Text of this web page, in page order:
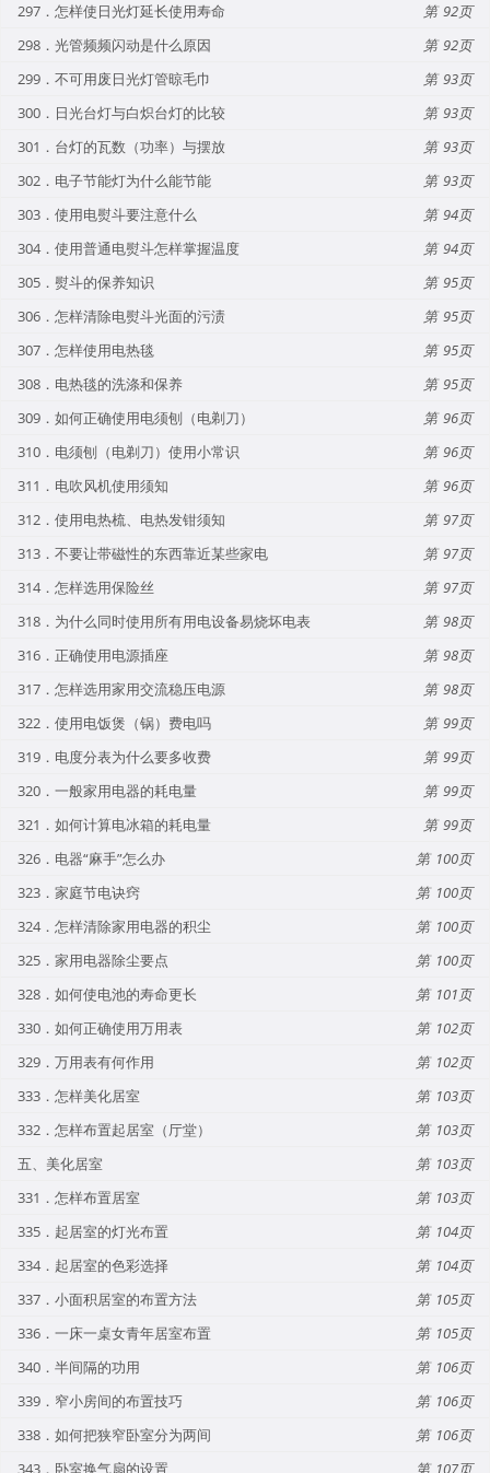
297．怎样使日光灯延长使用寿命
92
298．光管频频闪动是什么原因
92
299．不可用废日光灯管晾毛巾
93
300．日光台灯与白炽台灯的比较
93
301．台灯的瓦数（功率）与摆放
93
302．电子节能灯为什么能节能
93
303．使用电熨斗要注意什么
94
304．使用普通电熨斗怎样掌握温度
94
305．熨斗的保养知识
95
306．怎样清除电熨斗光面的污渍
95
307．怎样使用电热毯
95
308．电热毯的洗涤和保养
95
309．如何正确使用电须刨（电剃刀）
96
310．电须刨（电剃刀）使用小常识
96
311．电吹风机使用须知
96
312．使用电热梳、电热发钳须知
97
313．不要让带磁性的东西靠近某些家电
97
314．怎样选用保险丝
97
318．为什么同时使用所有用电设备易烧坏电表
98
316．正确使用电源插座
98
317．怎样选用家用交流稳压电源
98
322．使用电饭煲（锅）费电吗
99
319．电度分表为什么要多收费
99
320．一般家用电器的耗电量
99
321．如何计算电冰箱的耗电量
99
326．电器“麻手”怎么办
100
323．家庭节电诀窍
100
324．怎样清除家用电器的积尘
100
325．家用电器除尘要点
100
328．如何使电池的寿命更长
101
330．如何正确使用万用表
102
329．万用表有何作用
102
333．怎样美化居室
103
332．怎样布置起居室（厅堂）
103
五、美化居室
103
331．怎样布置居室
103
335．起居室的灯光布置
104
334．起居室的色彩选择
104
337．小面积居室的布置方法
105
336．一床一桌女青年居室布置
105
340．半间隔的功用
106
339．窄小房间的布置技巧
106
338．如何把狭窄卧室分为两间
106
343．卧室换气扇的设置
107